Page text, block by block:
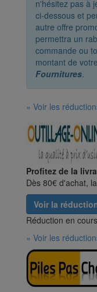
n'hésitez pas à
ci-dessous et
autre offre
permettra un
commande ou
montant de
Fournitures.
» Voir les
Profitez de la
Dès 80€ d'achat,
Voir la
Réduction en cours
» Voir les